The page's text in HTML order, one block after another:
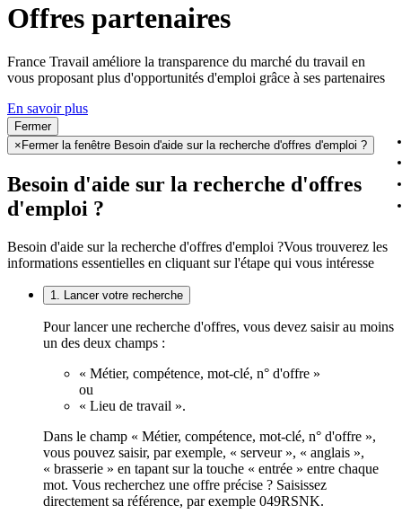
Offres partenaires
France Travail améliore la transparence du marché du travail en
vous proposant plus d'opportunités d'emploi grâce à ses partenaires
En savoir plus
Fermer
× Fermer la fenêtre Besoin d'aide sur la recherche d'offres d'emploi ?
Besoin d'aide sur la recherche d'offres
d'emploi ?
Besoin d'aide sur la recherche d'offres d'emploi ?Vous trouverez les
informations essentielles en cliquant sur l'étape qui vous intéresse
1. Lancer votre recherche
Pour lancer une recherche d'offres, vous devez saisir au moins
un des deux champs :
« Métier, compétence, mot-clé, n° d'offre »
ou
« Lieu de travail ».
Dans le champ « Métier, compétence, mot-clé, n° d'offre »,
vous pouvez saisir, par exemple, « serveur », « anglais »,
« brasserie » en tapant sur la touche « entrée » entre chaque
mot. Vous recherchez une offre précise ? Saisissez
directement sa référence, par exemple 049RSNK.